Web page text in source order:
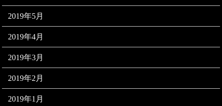
2019年5月
2019年4月
2019年3月
2019年2月
2019年1月